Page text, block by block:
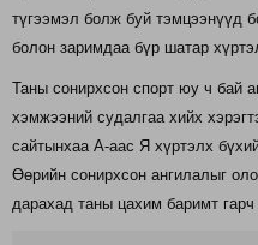
түгээмэл болж буй тэмцээнүүд
болон заримдаа бүр шатар
Таны сонирхсон спорт юу ч бай
хэмжээний судалгаа хийх
сайтынхаа А-аас Я хүртэлх
Өөрийн сонирхсон ангилалыг
дарахад таны цахим баримт гарч